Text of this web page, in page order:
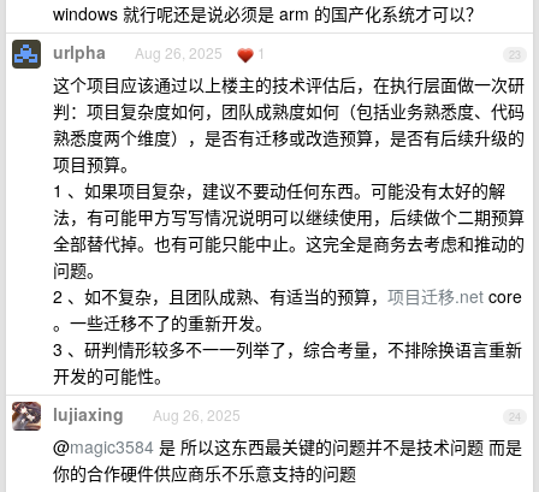
windows 就行呢还是说必须是 arm 的国产化系统才可以？
23
urlpha Aug 26, 2025 1
这个项目应该通过以上楼主的技术评估后，在执行层面做一次研
判：项目复杂度如何，团队成熟度如何（包括业务熟悉度、代码
熟悉度两个维度），是否有迁移或改造预算，是否有后续升级的
项目预算。
1 、如果项目复杂，建议不要动任何东西。可能没有太好的解
法，有可能甲方写写情况说明可以继续使用，后续做个二期预算
全部替代掉。也有可能只能中止。这完全是商务去考虑和推动的
问题。
2 、如不复杂，且团队成熟、有适当的预算， 项目迁移.net core
。一些迁移不了的重新开发。
3 、研判情形较多不一一列举了，综合考量，不排除换语言重新
开发的可能性。
24
lujiaxing Aug 26, 2025
@magic3584 是 所以这东西最关键的问题并不是技术问题 而是
你的合作硬件供应商乐不乐意支持的问题